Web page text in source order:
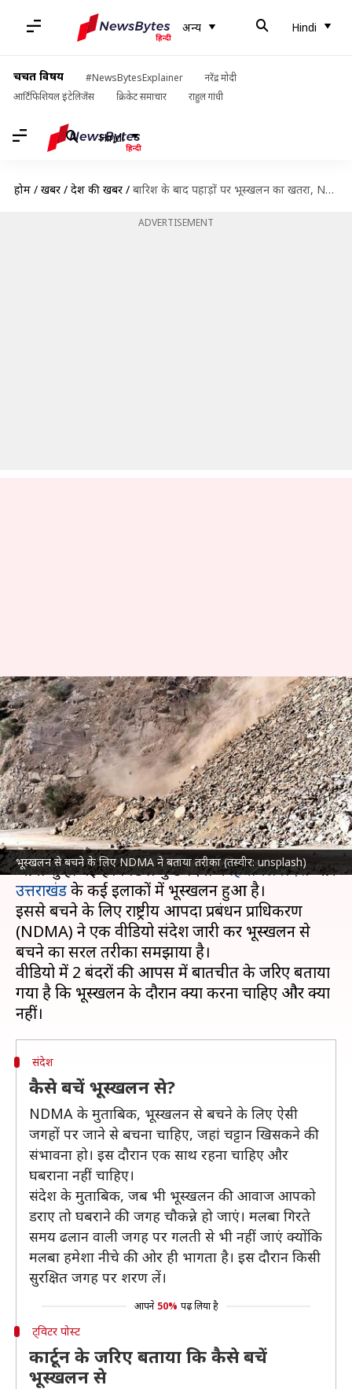
अन्य Hindi
चर्चित विषय #NewsBytesExplainer
नरेंद्र मोदी
आर्टिफिशियल इंटेलिजेंस
क्रिकेट समाचार राहुल गांधी
Hindi
होम / खबरें / देश की खबरें / बारिश के बाद पहाड़ों पर भूस्खलन का खतरा, NDMA ने कार्टून के जरिए समझाया कैसे बचें
ADVERTISEMENT
भूस्खलन से बचने के लिए NDMA ने बताया तरीका (तस्वीर: unsplash)
बारिश के बाद पहाड़ों पर भूस्खलन
का खतरा, NDMA ने कार्टून के जरिए
समझाया कैसे बचें
लेखन गजेंद्र Jun 29, 2023 04:10 pm
क्या है खबर?
मानसून शुरू होते ही पहाड़ों सें बाढ़ और भूस्खलन की खबरें
आना शुरू हो गई हैं। पिछले कुछ दिनों मेंहिमाचल प्रदेशऔर
उत्तराखंडके कई इलाकों में भूस्खलन हुआ है।
इससे बचने के लिए राष्ट्रीय आपदा प्रबंधन प्राधिकरण
(NDMA) ने एक वीडियो संदेश जारी कर भूस्खलन से
बचने का सरल तरीका समझाया है।
वीडियो में 2 बंदरों की आपस में बातचीत के जरिए बताया
गया है कि भूस्खलन के दौरान क्या करना चाहिए और क्या
संदेश
कैसे बचें भूस्खलन से?
NDMA के मुताबिक, भूस्खलन से बचने के लिए ऐसी
जगहों पर जाने से बचना चाहिए, जहां चट्टान खिसकने की
संभावना हो। इस दौरान एक साथ रहना चाहिए और
घबराना नहीं चाहिए।
संदेश के मुताबिक, जब भी भूस्खलन की आवाज आपको
डराए तो घबराने की जगह चौकन्ने हो जाएं। मलबा गिरते
समय ढलान वाली जगह पर गलती से भी नहीं जाएं क्योंकि
मलबा हमेशा नीचे की ओर ही भागता है। इस दौरान किसी
सुरक्षित जगह पर शरण लें।
आपने 50% पढ़ लिया है
ट्विटर पोस्ट
कार्टून के जरिए बताया कि कैसे बचें
भूस्खलन से